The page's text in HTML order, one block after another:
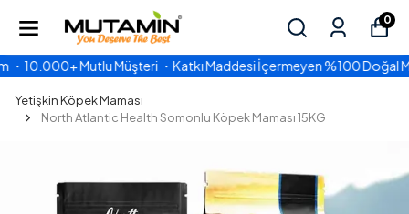
0
Müşteri ・Katkı Maddesi İçermeyen %100 Doğal Mama PEŞİN
Yetişkin Köpek Maması
North Atlantic Health Somonlu Köpek Maması 15KG